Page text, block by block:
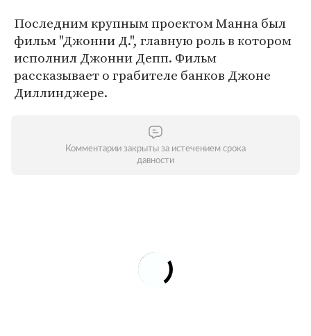
Последним крупным проектом Манна был
фильм "Джонни Д.", главную роль в котором
исполнил Джонни Депп. Фильм
рассказывает о грабителе банков Джоне
Диллинджере.
Комментарии закрыты за истечением срока
давности